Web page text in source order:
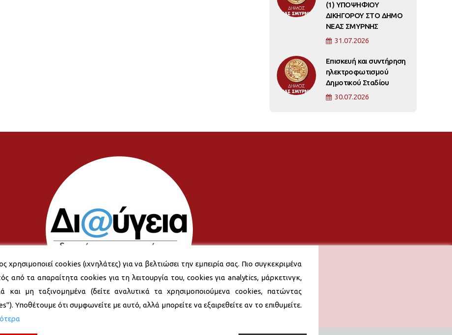
(1) ΥΠΟΨΗΦΙΟΥ
ΔΙΚΗΓΟΡΟΥ ΣΤΟ ΔΗΜΟ
ΝΕΑΣ ΣΜΥΡΝΗΣ
31.07.2026
Επισκευή και συντήρηση
ηλεκτροφωτισμού
Δημοτικού Σταδίου
30.07.2026
χρησιμοποιεί cookies (ιχνηλάτες) για να βελτιώσει την εμπειρία σας. Πιο συγκεκριμένα
από τα απαραίτητα cookies για τη λειτουργία του, cookies για analytics, μάρκετινγκ,
και μη ταξινομημένα (δείτε αναλυτικά τα χρησιμοποιούμενα cookies, πατώντας
Υποθέτουμε ότι συμφωνείτε με αυτό, αλλά μπορείτε να εξαιρεθείτε αν το επιθυμείτε.